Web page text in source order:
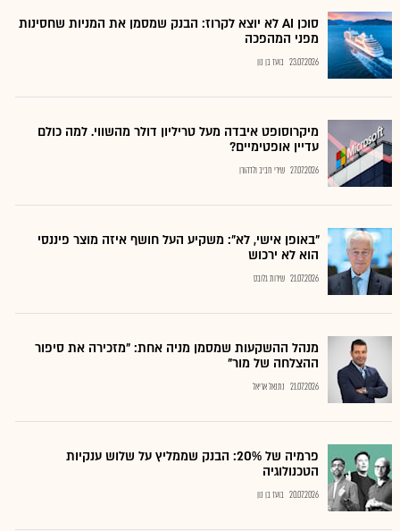
סוכן AI לא יוצא לקרוז: הבנק שמסמן את המניות שחסינות
מפני המהפכה
23.07.2026 בועז בן נון
מיקרוסופט איבדה מעל טריליון דולר מהשווי. למה כולם
עדיין אופטימיים?
27.07.2026 שירי חביב ולדהורן
"באופן אישי, לא": משקיע העל חושף איזה מוצר פיננסי
הוא לא ירכוש
21.07.2026 שירות גלובס
מנהל ההשקעות שמסמן מניה אחת: "מזכירה את סיפור
ההצלחה של מור"
21.07.2026 נתנאל אריאל
פרמיה של 20%: הבנק שממליץ על שלוש ענקיות
הטכנולוגיה
20.07.2026 בועז בן נון